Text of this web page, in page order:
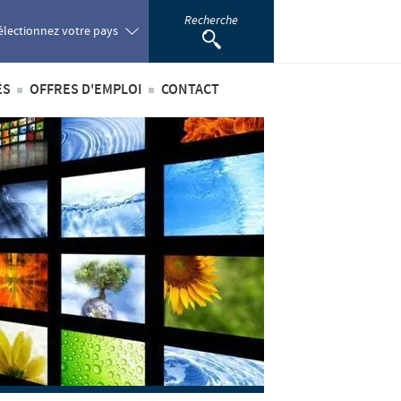
votre pays
Africa
Recherche
internationales
au sein du Benelux
OFFRES D'EMPLOI
Offres d'emploi internationales
Offres d'emploi au sein du Benelux
CONTACT